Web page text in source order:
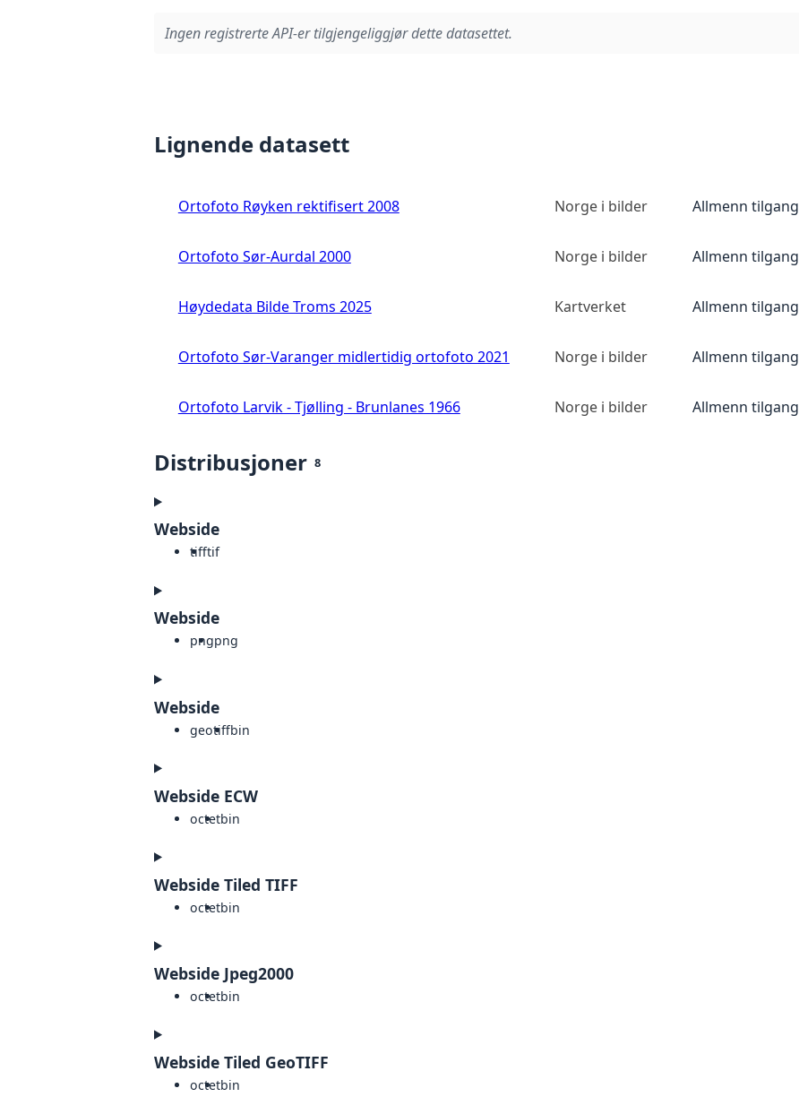
Ingen registrerte API-er tilgjengeliggjør dette datasettet.
Lignende datasett
Ortofoto Røyken rektifisert 2008 Norge i bilder Allmenn tilgang
Ortofoto Sør-Aurdal 2000 Norge i bilder Allmenn tilgang
Høydedata Bilde Troms 2025 Kartverket Allmenn tilgang
Ortofoto Sør-Varanger midlertidig ortofoto 2021 Norge i bilder Allmenn tilgang
Ortofoto Larvik - Tjølling - Brunlanes 1966 Norge i bilder Allmenn tilgang
Distribusjoner 8
Webside
tifftif
Webside
pngpng
Webside
geotiffbin
Webside ECW
octetbin
Webside Tiled TIFF
octetbin
Webside Jpeg2000
octetbin
Webside Tiled GeoTIFF
octetbin